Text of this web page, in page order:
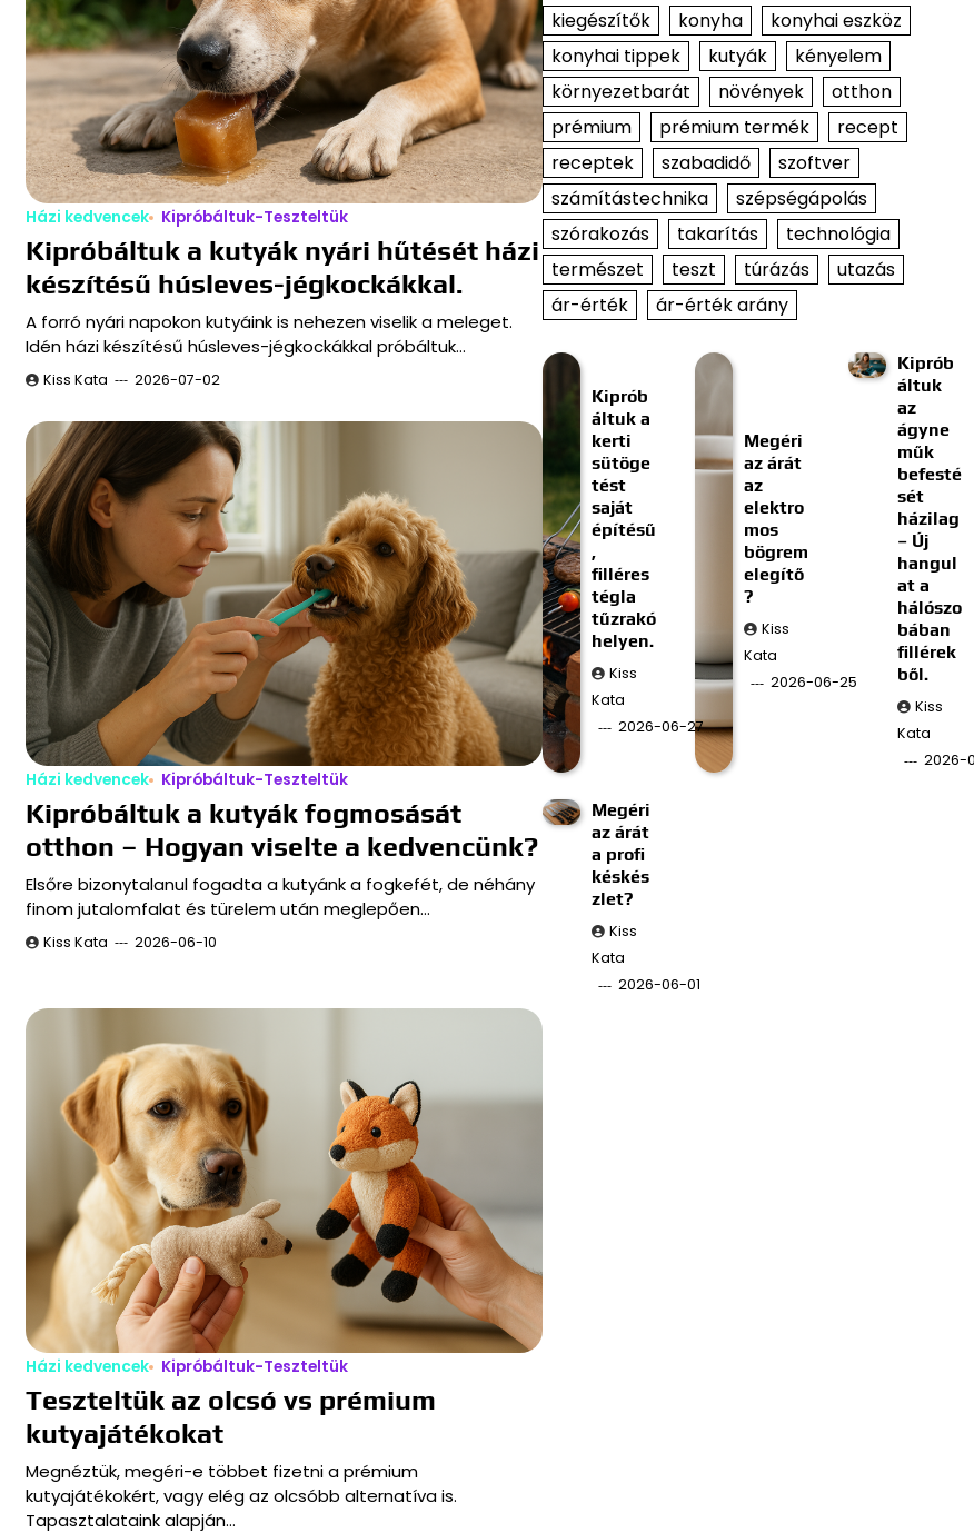
Házi kedvencek Kipróbáltuk-Teszteltük
Kipróbáltuk a kutyák nyári hűtését házi
készítésű húsleves-jégkockákkal.
A forró nyári napokon kutyáink is nehezen viselik a meleget.
Idén házi készítésű húsleves-jégkockákkal próbáltuk…
Kiss Kata 2026-07-02
Házi kedvencek Kipróbáltuk-Teszteltük
Kipróbáltuk a kutyák fogmosását
otthon – Hogyan viselte a kedvencünk?
Elsőre bizonytalanul fogadta a kutyánk a fogkefét, de néhány
finom jutalomfalat és türelem után meglepően…
Kiss Kata 2026-06-10
Házi kedvencek Kipróbáltuk-Teszteltük
Teszteltük az olcsó vs prémium
kutyajátékokat
Megnéztük, megéri-e többet fizetni a prémium
kutyajátékokért, vagy elég az olcsóbb alternatíva is.
Tapasztalataink alapján…
kiegészítők
konyha
konyhai eszköz
konyhai tippek
kutyák
kényelem
környezetbarát
növények
otthon
prémium
prémium termék
recept
receptek
szabadidő
szoftver
számítástechnika
szépségápolás
szórakozás
takarítás
technológia
természet
teszt túrázás
utazás
ár-érték
ár-érték arány
Kiprób
áltuk a
kerti
sütöge
tést
saját
építésű
,
filléres
tégla
tűzrakó
helyen.
Kiss
Kata
2026-06-27
Megéri
az árát
az
elektro
mos
bögrem
elegítő
?
Kiss
Kata
2026-06-25
Kiprób
áltuk
az
ágyne
műk
befesté
sét
házilag
– Új
hangul
at a
hálószo
bában
fillérek
ből.
Kiss
Kata
2026-
Megéri
az árát
a profi
késkés
zlet?
Kiss
Kata
2026-06-01